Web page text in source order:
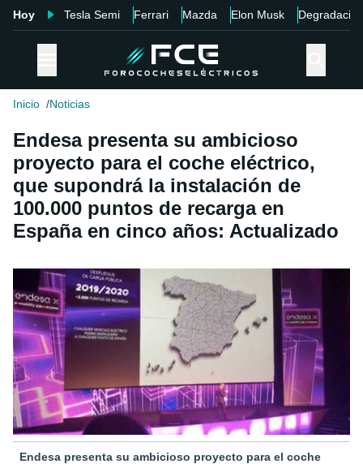
Hoy Tesla Semi Ferrari Mazda Elon Musk Degradación
Inicio Noticias
Endesa presenta su ambicioso
proyecto para el coche eléctrico,
que supondrá la instalación de
100.000 puntos de recarga en
España en cinco años: Actualizado
Endesa presenta su ambicioso proyecto para el coche